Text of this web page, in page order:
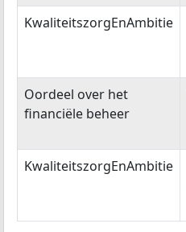
KwaliteitszorgEnAmbitie
Oordeel over het
financiële beheer
KwaliteitszorgEnAmbitie